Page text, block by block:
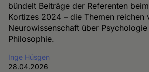
bündelt Beiträge der Referenten
Kortizes 2024 – die Themen reichen
Neurowissenschaft über
Philosophie.
Inge Hüsgen
28.04.2026